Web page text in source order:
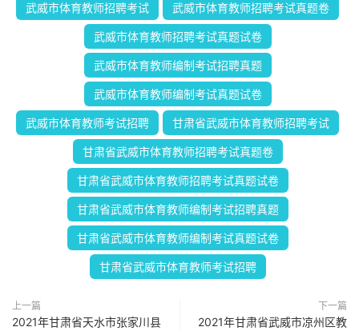
武威市体育教师招聘考试 武威市体育教师招聘考试真题卷
武威市体育教师招聘考试真题试卷
武威市体育教师编制考试招聘真题
武威市体育教师编制考试真题试卷
武威市体育教师考试招聘 甘肃省武威市体育教师招聘考试
甘肃省武威市体育教师招聘考试真题卷
甘肃省武威市体育教师招聘考试真题试卷
甘肃省武威市体育教师编制考试招聘真题
甘肃省武威市体育教师编制考试真题试卷
甘肃省武威市体育教师考试招聘
上一篇
2021年甘肃省天水市张家川县
下一篇
2021年甘肃省武威市凉州区教